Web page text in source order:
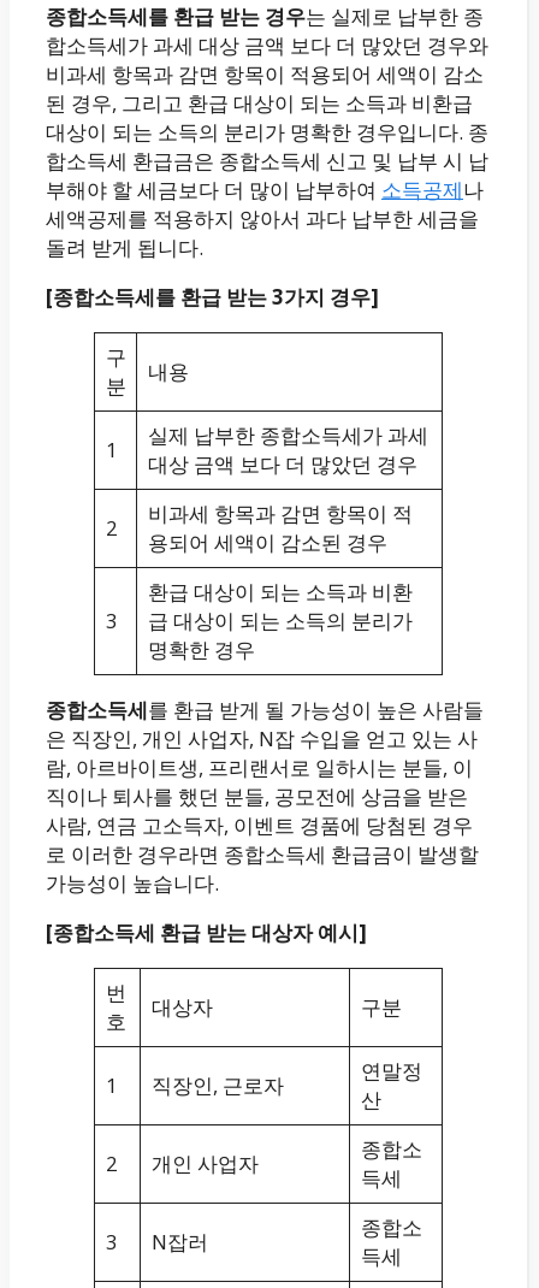
종합소득세를 환급 받는 경우는 실제로 납부한 종
합소득세가 과세 대상 금액 보다 더 많았던 경우와
비과세 항목과 감면 항목이 적용되어 세액이 감소
된 경우, 그리고 환급 대상이 되는 소득과 비환급
대상이 되는 소득의 분리가 명확한 경우입니다. 종
합소득세 환급금은 종합소득세 신고 및 납부 시 납
부해야 할 세금보다 더 많이 납부하여 소득공제나
세액공제를 적용하지 않아서 과다 납부한 세금을
돌려 받게 됩니다.
[종합소득세를 환급 받는 3가지 경우]
구
분
내용
1
실제 납부한 종합소득세가 과세
대상 금액 보다 더 많았던 경우
2
비과세 항목과 감면 항목이 적
용되어 세액이 감소된 경우
3
환급 대상이 되는 소득과 비환
급 대상이 되는 소득의 분리가
명확한 경우
종합소득세를 환급 받게 될 가능성이 높은 사람들
은 직장인, 개인 사업자, N잡 수입을 얻고 있는 사
람, 아르바이트생, 프리랜서로 일하시는 분들, 이
직이나 퇴사를 했던 분들, 공모전에 상금을 받은
사람, 연금 고소득자, 이벤트 경품에 당첨된 경우
로 이러한 경우라면 종합소득세 환급금이 발생할
가능성이 높습니다.
[종합소득세 환급 받는 대상자 예시]
번
호
대상자 구분
1 직장인, 근로자
연말정
산
2 개인 사업자
종합소
득세
3 N잡러
종합소
득세